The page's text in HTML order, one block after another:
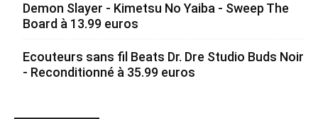
Demon Slayer - Kimetsu No Yaiba - Sweep The
Board à 13.99 euros
Ecouteurs sans fil Beats Dr. Dre Studio Buds Noir
- Reconditionné à 35.99 euros